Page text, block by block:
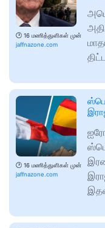
🕑 16 மணித்துளிகள் முன்
jaffnazone.com
🕑 16 மணித்துளிகள் முன்
jaffnazone.com